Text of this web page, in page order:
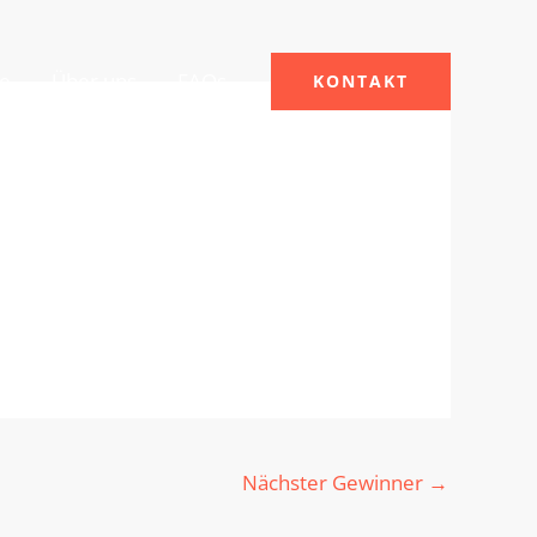
KONTAKT
Nächster Gewinner →